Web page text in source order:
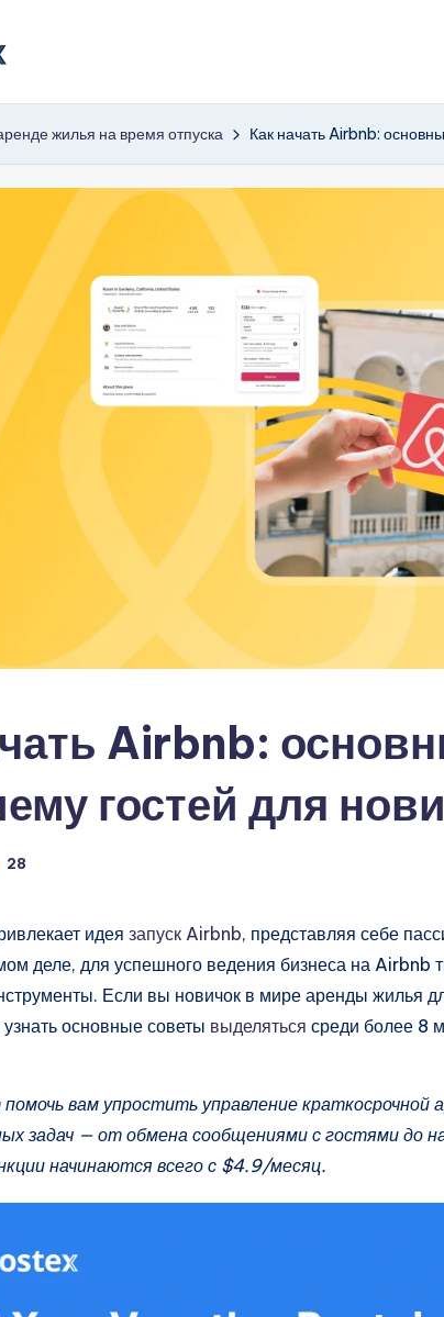
жилья на время отпуска Как начать Airbnb:
Airbnb:
гостей для
28
идея запуск Airbnb, представляя себе
деле, для успешного ведения бизнеса на Airbnb
Если вы новичок в мире аренды жилья
основные советы выделяться среди более 8
вам упростить управление краткосрочной
задач — от обмена сообщениями с гостями до
начинаются всего с $4.9/месяц.